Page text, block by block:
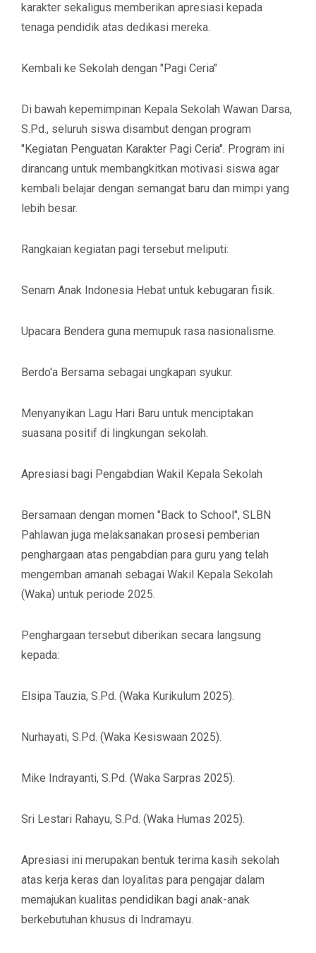
karakter sekaligus memberikan apresiasi kepada
tenaga pendidik atas dedikasi mereka.
​Kembali ke Sekolah dengan "Pagi Ceria"
​Di bawah kepemimpinan Kepala Sekolah Wawan Darsa,
S.Pd., seluruh siswa disambut dengan program
"Kegiatan Penguatan Karakter Pagi Ceria". Program ini
dirancang untuk membangkitkan motivasi siswa agar
kembali belajar dengan semangat baru dan mimpi yang
lebih besar.
​Rangkaian kegiatan pagi tersebut meliputi:
​Senam Anak Indonesia Hebat untuk kebugaran fisik.
​Upacara Bendera guna memupuk rasa nasionalisme.
​Berdo'a Bersama sebagai ungkapan syukur.
​Menyanyikan Lagu Hari Baru untuk menciptakan
suasana positif di lingkungan sekolah.
​Apresiasi bagi Pengabdian Wakil Kepala Sekolah
​Bersamaan dengan momen "Back to School", SLBN
Pahlawan juga melaksanakan prosesi pemberian
penghargaan atas pengabdian para guru yang telah
mengemban amanah sebagai Wakil Kepala Sekolah
(Waka) untuk periode 2025.
​Penghargaan tersebut diberikan secara langsung
kepada:
​Elsipa Tauzia, S.Pd. (Waka Kurikulum 2025).
​Nurhayati, S.Pd. (Waka Kesiswaan 2025).
​Mike Indrayanti, S.Pd. (Waka Sarpras 2025).
​Sri Lestari Rahayu, S.Pd. (Waka Humas 2025).
​Apresiasi ini merupakan bentuk terima kasih sekolah
atas kerja keras dan loyalitas para pengajar dalam
memajukan kualitas pendidikan bagi anak-anak
berkebutuhan khusus di Indramayu.